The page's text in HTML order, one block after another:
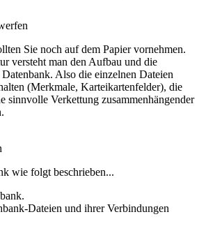
Sie noch auf dem Papier vornehmen.
versteht man den Aufbau und die
Also die einzelnen Dateien
(Merkmale, Karteikartenfelder), die
sinnvolle Verkettung zusammenhängender
wie folgt beschrieben...
Dateien und ihrer Verbindungen